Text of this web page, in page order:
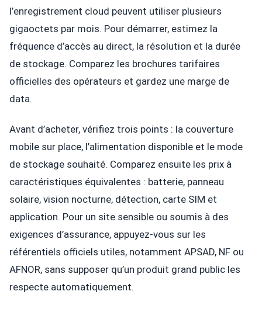
l’enregistrement cloud peuvent utiliser plusieurs
gigaoctets par mois. Pour démarrer, estimez la
fréquence d’accès au direct, la résolution et la durée
de stockage. Comparez les brochures tarifaires
officielles des opérateurs et gardez une marge de
data.
Avant d’acheter, vérifiez trois points : la couverture
mobile sur place, l’alimentation disponible et le mode
de stockage souhaité. Comparez ensuite les prix à
caractéristiques équivalentes : batterie, panneau
solaire, vision nocturne, détection, carte SIM et
application. Pour un site sensible ou soumis à des
exigences d’assurance, appuyez-vous sur les
référentiels officiels utiles, notamment APSAD, NF ou
AFNOR, sans supposer qu’un produit grand public les
respecte automatiquement.